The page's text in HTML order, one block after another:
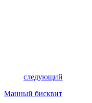
следующий
Манный бисквит